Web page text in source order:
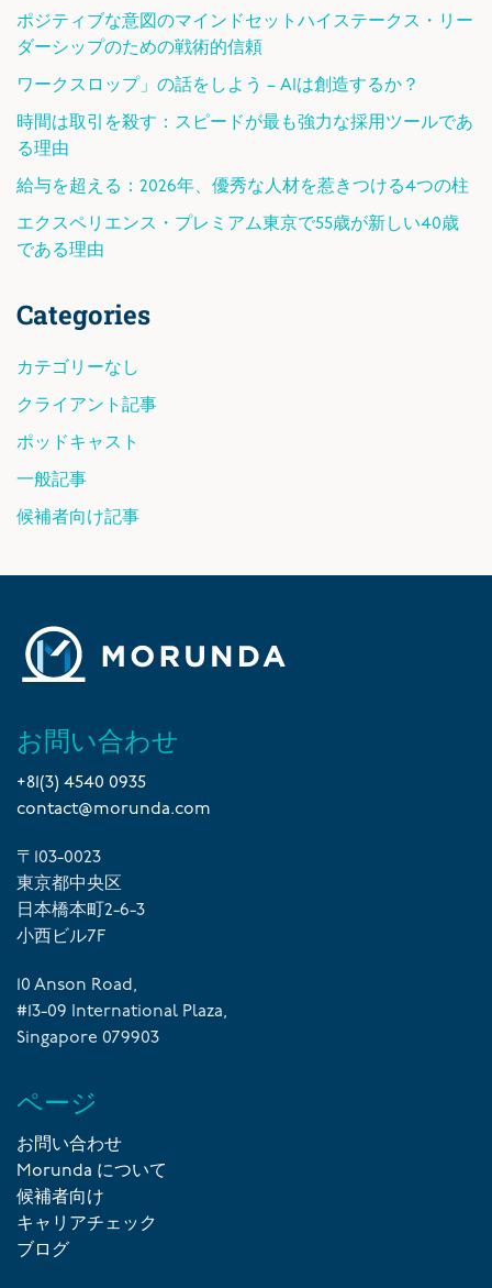
ポジティブな意図のマインドセットハイステークス・リー
ダーシップのための戦術的信頼
ワークスロップ」の話をしよう – AIは創造するか？
時間は取引を殺す：スピードが最も強力な採用ツールであ
る理由
給与を超える：2026年、優秀な人材を惹きつける4つの柱
エクスペリエンス・プレミアム東京で55歳が新しい40歳
である理由
Categories
カテゴリーなし
クライアント記事
ポッドキャスト
一般記事
候補者向け記事
お問い合わせ
+81(3) 4540 0935
contact@morunda.com
〒103-0023
東京都中央区
日本橋本町2-6-3
小西ビル7F
10 Anson Road,
#13-09 International Plaza,
Singapore 079903
ページ
お問い合わせ
Morunda について
候補者向け
キャリアチェック
ブログ